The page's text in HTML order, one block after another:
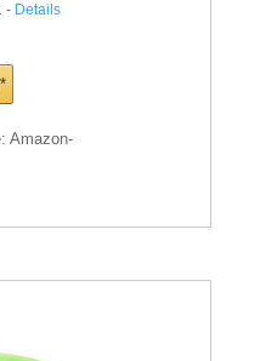
- Details
Amazon-